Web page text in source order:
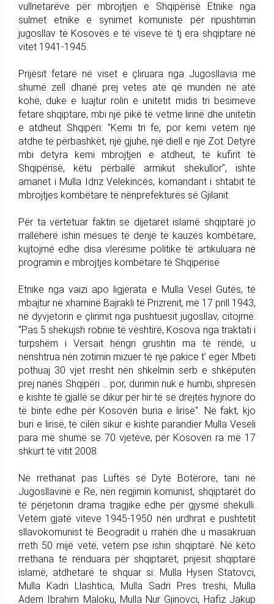
vullnetarëve për mbrojtjen e Shqipërisë Etnike nga
sulmet etnike e synimet komuniste për ripushtimin
jugosllav të Kosovës e të viseve të tj era shqiptare në
vitet 1941-1945.
Prijësit fetarë në viset e çliruara nga Jugosllavia me
shumë zell dhanë prej vetes atë që mundën në atë
kohë, duke e luajtur rolin e unitetit midis tri besimeve
fetare shqiptare, mbi një pikë të vetme lirinë dhe unitetin
e atdheut Shqipëri: "Kemi tri fe, por kemi vetëm një
atdhe të përbashkët, një gjuhë, një diell e një Zot. Detyrë
mbi detyra kemi mbrojtjen e atdheut, të kufirit të
Shqipërisë, këtu përballë armikut shekullor", ishte
amanet i Mulla Idriz Velekincës, komandant i shtabit të
mbrojtjes kombëtare të nënprefekturës së Gjilanit.
Për ta vërtetuar faktin se dijetarët islamë shqiptarë jo
rrallëherë ishin mësues të denjë të kauzës kombëtare,
kujtojmë edhe disa vlerësime politike të artikuluara në
programin e mbrojtjes kombëtare të Shqipërisë
Etnike nga vaizi apo ligjërata e Mulla Vesel Gutës, të
mbajtur në xhaminë Bajrakli të Prizrenit, më 17 prill 1943,
në dyvjetorin e çlirimit nga pushtuesit jugosllav, citojmë:
"Pas 5 shekujsh robnie të vështirë, Kosova nga traktati i
turpshëm i Versait hëngri grushtin ma të rëndë, u
nënshtrua nën zotimin mizuer të një pakice t' egër. Mbeti
pothuaj 30 vjet rresht nën shkelmin serb e shkëputën
prej nanës Shqipëri ... por, durimin nuk e humbi, shpresën
e kishte të gjallë se dikur për hir të së drejtës hyjnore do
të binte edhe për Kosovën buria e lirisë". Në fakt, kjo
buri e lirisë, të cilën sikur e kishte parandier Mulla Veseli
para më shumë se 70 vjetëve, për Kosovën ra më 17
shkurt të vitit 2008.
Në rrethanat pas Luftës së Dytë Botërore, tani në
Jugosllavinë e Re, nën regjimin komunist, shqiptarët do
të përjetonin drama tragjike edhe për gjysmë shekulli.
Vetëm gjatë viteve 1945-1950 nën urdhrat e pushtetit
sllavokomunist të Beogradit u rrahën dhe u masakruan
rreth 50 mijë vetë, vetëm pse ishin shqiptarë. Në këto
rrethana të rënduara për shqiptarët, prijësit shqiptarë
islamë, atdhetarë të shquar si: Mulla Hysen Statovci,
Mulla Kadri Llashtica, Mulla Sadri Pres treshi, Mulla
Adem Ibrahim Maloku, Mulla Nur Gjinovci, Hafiz Jakup